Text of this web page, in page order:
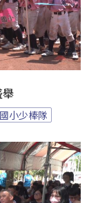
舉
小少棒隊